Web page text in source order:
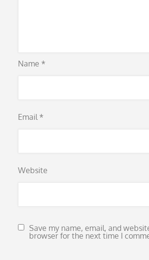
Name *
Email *
Website
Save my name, email, and
browser for the next time I